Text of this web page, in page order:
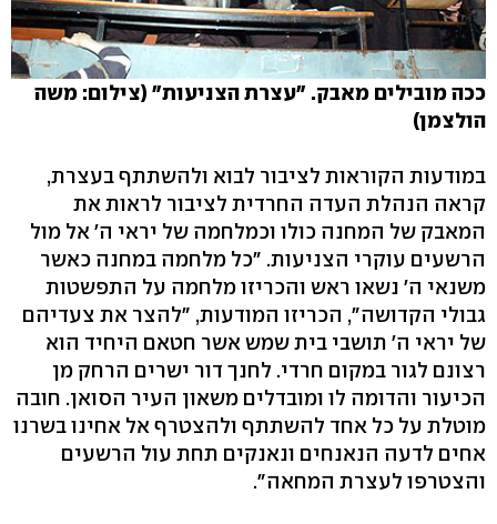
ככה מובילים מאבק. "עצרת הצניעות" (צילום: משה
הולצמן)
במודעות הקוראות לציבור לבוא ולהשתתף בעצרת,
קראה הנהלת העדה החרדית לציבור לראות את
המאבק של המחנה כולו וכמלחמה של יראי ה' אל מול
הרשעים עוקרי הצניעות. "כל מלחמה במחנה כאשר
משנאי ה' נשאו ראש והכריזו מלחמה על התפשטות
גבולי הקדושה", הכריזו המודעות, "להצר את צעדיהם
של יראי ה' תושבי בית שמש אשר חטאם היחיד הוא
רצונם לגור במקום חרדי. לחנך דור ישרים הרחק מן
הכיעור והדומה לו ומובדלים משאון העיר הסואן. חובה
מוטלת על כל אחד להשתתף ולהצטרף אל אחינו בשרנו
אחים לדעה הנאנחים ונאנקים תחת עול הרשעים
והצטרפו לעצרת המחאה".